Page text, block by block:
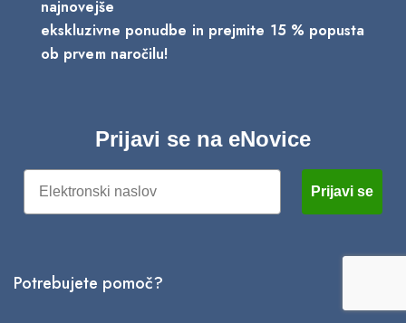
najnovejše
ekskluzivne ponudbe in prejmite 15 % popusta
ob prvem naročilu!
Prijavi se na eNovice
Email
Prijavi se
Potrebujete pomoč?